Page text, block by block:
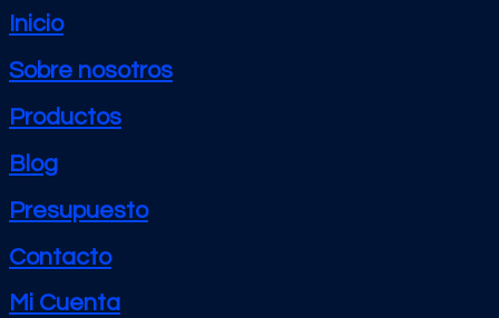
Inicio
Sobre nosotros
Productos
Blog
Presupuesto
Contacto
Mi Cuenta